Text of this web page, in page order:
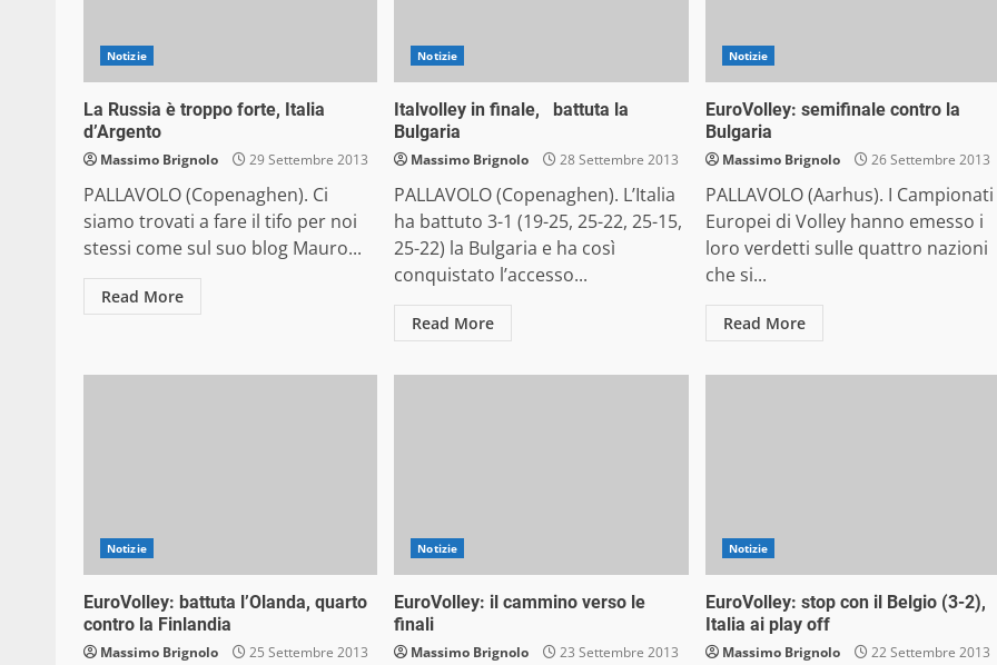
Notizie
La Russia è troppo forte, Italia
d’Argento
Massimo Brignolo 29 Settembre 2013
PALLAVOLO (Copenaghen). Ci
siamo trovati a fare il tifo per noi
stessi come sul suo blog Mauro...
Read More
Notizie
Italvolley in finale, battuta la
Bulgaria
Massimo Brignolo 28 Settembre 2013
PALLAVOLO (Copenaghen). L’Italia
ha battuto 3-1 (19-25, 25-22, 25-15,
25-22) la Bulgaria e ha così
conquistato l’accesso...
Read More
Notizie
EuroVolley: semifinale contro la
Bulgaria
Massimo Brignolo 26 Settembre 2013
PALLAVOLO (Aarhus). I Campionati
Europei di Volley hanno emesso i
loro verdetti sulle quattro nazioni
che si...
Read More
Notizie
EuroVolley: battuta l’Olanda, quarto
contro la Finlandia
Massimo Brignolo 25 Settembre 2013
Notizie
EuroVolley: il cammino verso le
finali
Massimo Brignolo 23 Settembre 2013
Notizie
EuroVolley: stop con il Belgio (3-2),
Italia ai play off
Massimo Brignolo
22 Settembre 2013